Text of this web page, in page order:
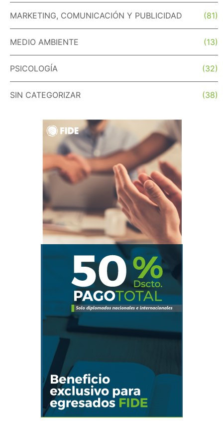
MARKETING, COMUNICACIÓN Y PUBLICIDAD (81)
MEDIO AMBIENTE (13)
PSICOLOGÍA (32)
SIN CATEGORIZAR (38)